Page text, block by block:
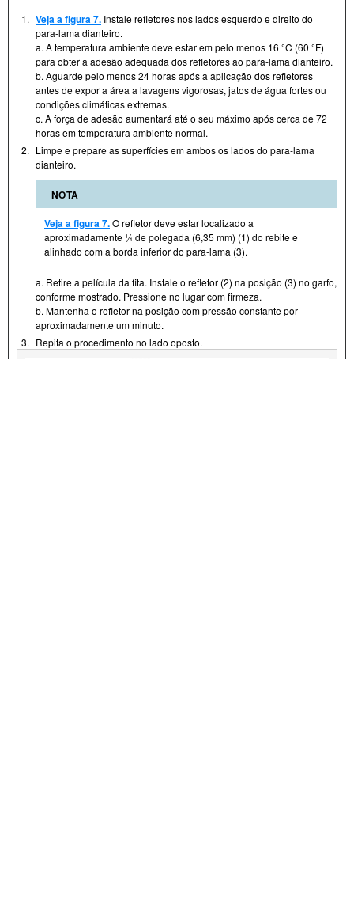
1. Veja a figura 7. Instale refletores nos lados esquerdo e direito do
para-lama dianteiro.
a. A temperatura ambiente deve estar em pelo menos 16 °C (60 °F)
para obter a adesão adequada dos refletores ao para-lama dianteiro.
b. Aguarde pelo menos 24 horas após a aplicação dos refletores
antes de expor a área a lavagens vigorosas, jatos de água fortes ou
condições climáticas extremas.
c. A força de adesão aumentará até o seu máximo após cerca de 72
horas em temperatura ambiente normal.
2. Limpe e prepare as superfícies em ambos os lados do para-lama
dianteiro.
NOTA
Veja a figura 7.O refletor deve estar localizado a
aproximadamente ¼ de polegada (6,35 mm) (1) do rebite e
alinhado com a borda inferior do para-lama (3).
a. Retire a película da fita. Instale o refletor (2) na posição (3) no garfo,
conforme mostrado. Pressione no lugar com firmeza.
b. Mantenha o refletor na posição com pressão constante por
aproximadamente um minuto.
3. Repita o procedimento no lado oposto.